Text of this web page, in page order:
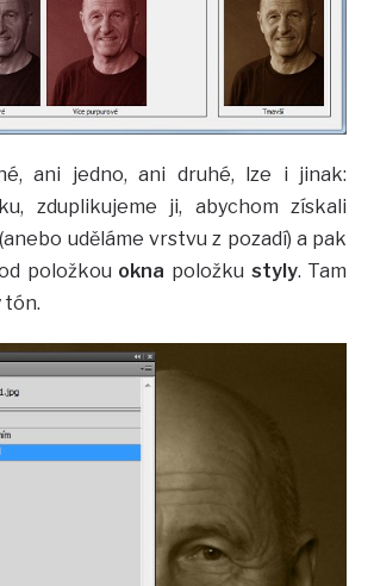
ani jedno, ani druhé, lze i jinak:
zduplikujeme ji, abychom získali
uděláme vrstvu z pozadí) a pak
položkou okna položku styly. Tam
tón.